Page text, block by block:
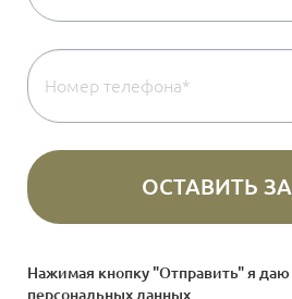
Нажимая кнопку "Отправить" я даю
персональных данных.